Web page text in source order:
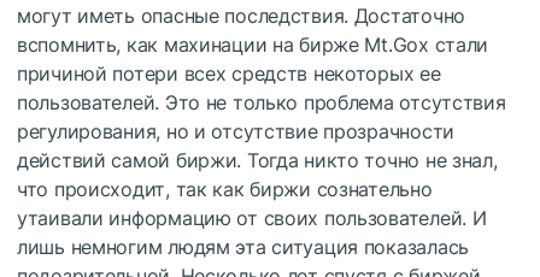
могут иметь опасные последствия. Достаточно
вспомнить, как махинации на бирже Mt.Gox стали
причиной потери всех средств некоторых ее
пользователей. Это не только проблема отсутствия
регулирования, но и отсутствие прозрачности
действий самой биржи. Тогда никто точно не знал,
что происходит, так как биржи сознательно
утаивали информацию от своих пользователей. И
лишь немногим людям эта ситуация показалась